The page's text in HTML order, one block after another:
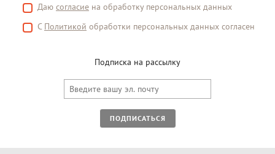
Даю согласие на обработку персональных данных
С Политикой обработки персональных данных согласен
Подписка на рассылку
ПОДПИСАТЬСЯ